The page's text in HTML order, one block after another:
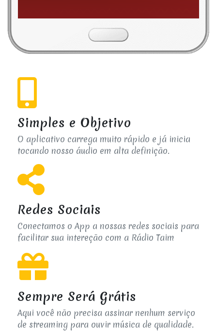
Simples e Objetivo
O aplicativo carrega muito rápido e já inicia
tocando nosso áudio em alta definição.
Redes Sociais
Conectamos o App a nossas redes sociais para
facilitar sua intereção com a Rádio Taim
Sempre Será Grátis
Aqui você não precisa assinar nenhum serviço
de streaming para ouvir música de qualidade.